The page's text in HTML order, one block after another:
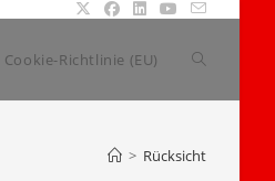
Cookie-Richtlinie (EU) Website-
> Rücksicht